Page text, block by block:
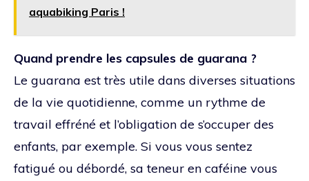
aquabiking Paris !
Quand prendre les capsules de guarana ?
Le guarana est très utile dans diverses situations
de la vie quotidienne, comme un rythme de
travail effréné et l’obligation de s’occuper des
enfants, par exemple. Si vous vous sentez
fatigué ou débordé, sa teneur en caféine vous